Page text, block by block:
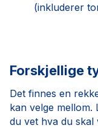
(inkluderer
Forskjellige
Det finnes en
kan velge mellom.
du vet hva du skal